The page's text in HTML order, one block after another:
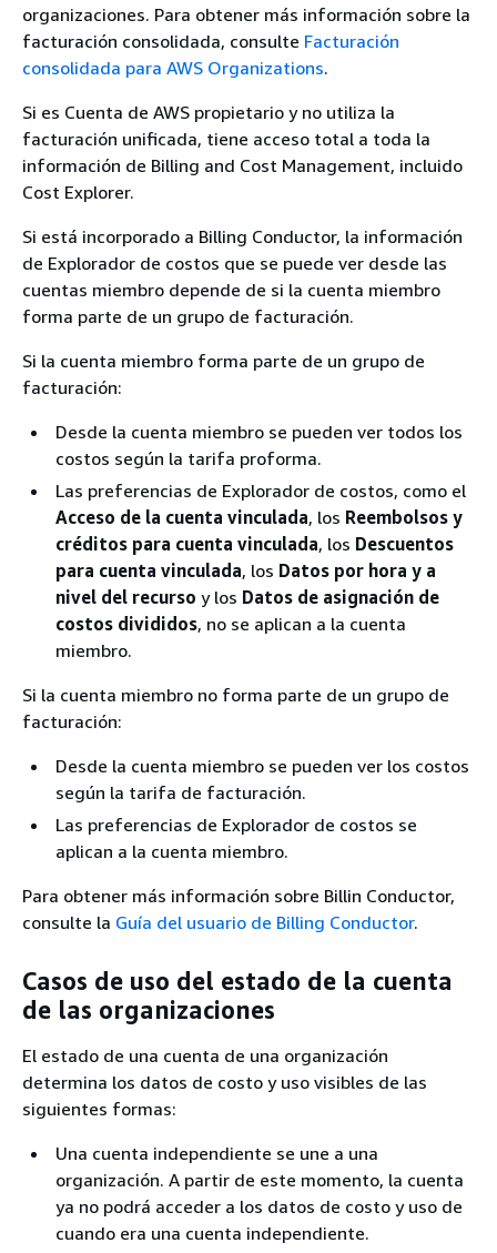
organizaciones. Para obtener más información sobre la
facturación consolidada, consulte Facturación
consolidada para AWS Organizations.
Si es Cuenta de AWS propietario y no utiliza la
facturación unificada, tiene acceso total a toda la
información de Billing and Cost Management, incluido
Cost Explorer.
Si está incorporado a Billing Conductor, la información
de Explorador de costos que se puede ver desde las
cuentas miembro depende de si la cuenta miembro
forma parte de un grupo de facturación.
Si la cuenta miembro forma parte de un grupo de
facturación:
Desde la cuenta miembro se pueden ver todos los
costos según la tarifa proforma.
Las preferencias de Explorador de costos, como el
Acceso de la cuenta vinculada, los Reembolsos y
créditos para cuenta vinculada, los Descuentos
para cuenta vinculada, los Datos por hora y a
nivel del recurso y los Datos de asignación de
costos divididos, no se aplican a la cuenta
miembro.
Si la cuenta miembro no forma parte de un grupo de
facturación:
Desde la cuenta miembro se pueden ver los costos
según la tarifa de facturación.
Las preferencias de Explorador de costos se
aplican a la cuenta miembro.
Para obtener más información sobre Billin Conductor,
consulte la Guía del usuario de Billing Conductor.
Casos de uso del estado de la cuenta
de las organizaciones
El estado de una cuenta de una organización
determina los datos de costo y uso visibles de las
siguientes formas:
Una cuenta independiente se une a una
organización. A partir de este momento, la cuenta
ya no podrá acceder a los datos de costo y uso de
cuando era una cuenta independiente.